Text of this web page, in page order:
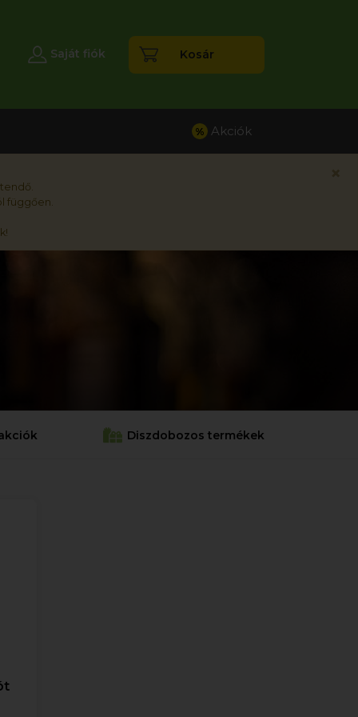
függően.
Saját fiók Kosár
% Akciók
Diszdobozos termékek